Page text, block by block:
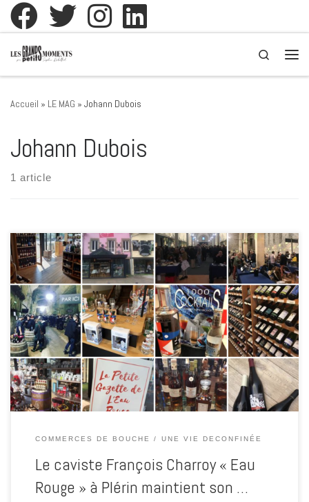
Passer au contenu
Search
Accueil » LE MAG » Johann Dubois
Johann Dubois
1 article
L’eau Rouge, Port du Légué à Plérin A compter du 11 mai, François
Charroy, caviste installé au port du Légué à Plérin ouvre aux horaires
habituelles. Bonne nouvelle, il décide de maintenir son service de
livraison à domicile !
COMMERCES DE BOUCHE UNE VIE DECONFINÉE
Le caviste François Charroy « Eau
Rouge » à Plérin maintient son …